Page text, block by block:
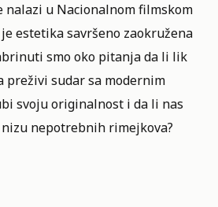
nalazi u Nacionalnom filmskom
estetika savršeno zaokružena
smo oko pitanja da li lik
preživi sudar sa modernim
svoju originalnost i da li nas
nepotrebnih rimejkova?